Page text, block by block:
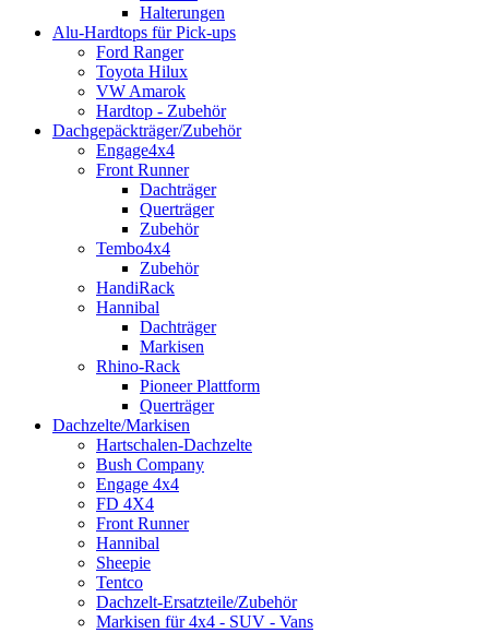
Halterungen
Alu-Hardtops für Pick-ups
Ford Ranger
Toyota Hilux
VW Amarok
Hardtop - Zubehör
Dachgepäckträger/Zubehör
Engage4x4
Front Runner
Dachträger
Querträger
Zubehör
Tembo4x4
Zubehör
HandiRack
Hannibal
Dachträger
Markisen
Rhino-Rack
Pioneer Plattform
Querträger
Dachzelte/Markisen
Hartschalen-Dachzelte
Bush Company
Engage 4x4
FD 4X4
Front Runner
Hannibal
Sheepie
Tentco
Dachzelt-Ersatzteile/Zubehör
Markisen für 4x4 - SUV - Vans